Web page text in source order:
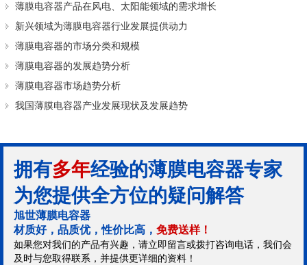
薄膜电容器产品在风电、太阳能领域的需求增长
新兴领域为薄膜电容器行业发展提供动力
薄膜电容器的市场分类和规模
薄膜电容器的发展趋势分析
薄膜电容器市场趋势分析
我国薄膜电容器产业发展现状及发展趋势
拥有多年经验的薄膜电容器专家
为您提供全方位的疑问解答
旭世薄膜电容器
材质好，品质优，性价比高， 免费送样！
如果您对我们的产品有兴趣，请立即留言或拨打咨询电话，我们会
及时与您取得联系，并提供更详细的资料！